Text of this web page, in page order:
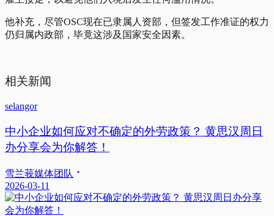
他补充，尽管OSC现在已隶属人资部，但签发工作准证的权力
仍归属内政部，毕竟这涉及国家安全因素。
相关新闻
selangor
中小企业如何应对不确定的外劳政策？ 黄思汉周日
办分享会为你解答！
雪兰莪媒体团队
2026-03-11